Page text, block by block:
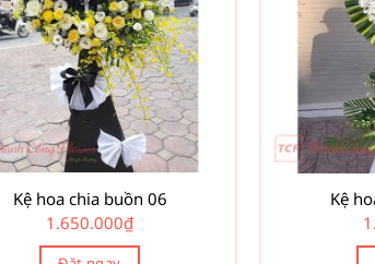
Kệ hoa chia buồn 06
1.650.000₫
Kệ